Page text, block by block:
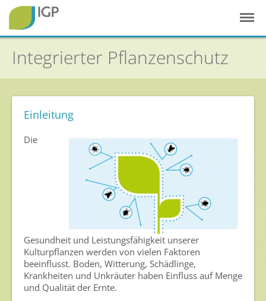
Gesunde Pflanzen
In der Landwirtschaft
Integrierter Pflanzenschutz
Geschichte des Pflanzenschutzes
Forschung & Entwicklung
Umweltschutz
Integrierter Pflanzenschutz
Einleitung
Die
Gesundheit und Leistungsfähigkeit unserer
Kulturpflanzen werden von vielen Faktoren
beeinflusst. Boden, Witterung, Schädlinge,
Krankheiten und Unkräuter haben Einfluss auf Menge
und Qualität der Ernte.